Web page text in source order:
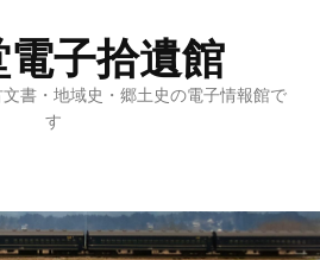
子拾遺館
書・地域史・郷土史の電子情報館で
す